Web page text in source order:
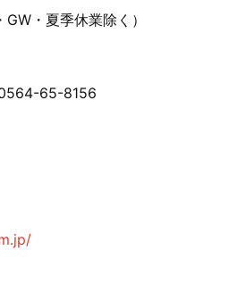
・夏季休業除く）
65-8156